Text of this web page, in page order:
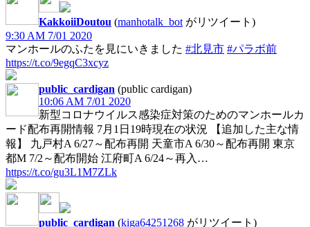
KakkoiiDoutou (manhotalk_bot がリツイート)
9:30 AM 7/01 2020
マンホールのふたを見にいきました #北見市 #パラボ前
https://t.co/9egqC3xcyz
public_cardigan (public cardigan)
10:06 AM 7/01 2020
新型コロナウイルス感染症対策のためのマンホールカ
ード配布再開情報 7月1日19時現在の状況 【追加した主な情
報】 九戸村A 6/27～配布再開 天童市A 6/30～配布再開 東京
都M 7/2～配布開始 江府町A 6/24～再入…
https://t.co/gu3L1M7ZLk
public_cardigan (kiga64251268 がリツイート)